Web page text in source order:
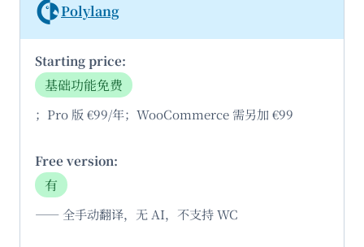
Polylang
基础功能免费
；Pro 版 €99/年；WooCommerce 需另加 €99
有
—— 全手动翻译，无 AI，不支持 WC